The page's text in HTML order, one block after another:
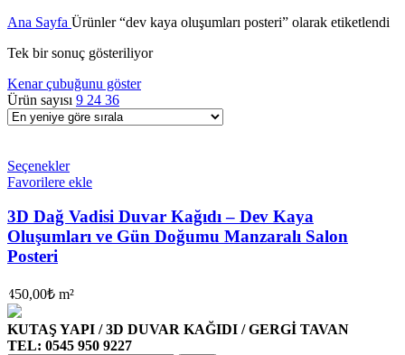
Ana Sayfa Ürünler “dev kaya oluşumları posteri” olarak etiketlendi
Tek bir sonuç gösteriliyor
Kenar çubuğunu göster
Ürün sayısı 9 24 36
Seçenekler
Favorilere ekle
3D Dağ Vadisi Duvar Kağıdı – Dev Kaya
Oluşumları ve Gün Doğumu Manzaralı Salon
Posteri
450,00₺ m²
KUTAŞ YAPI / 3D DUVAR KAĞIDI / GERGİ TAVAN
TEL: 0545 950 9227